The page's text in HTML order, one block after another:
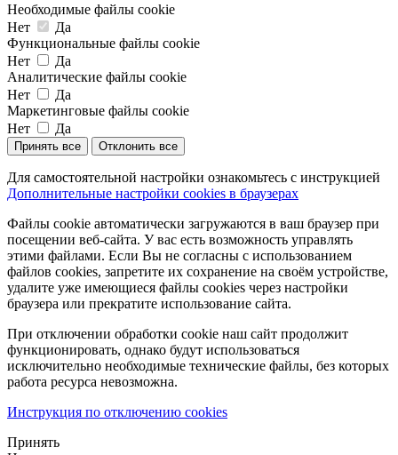
Необходимые файлы cookie
Нет
Да
Функциональные файлы cookie
Нет
Да
Аналитические файлы cookie
Нет
Да
Маркетинговые файлы cookie
Нет
Да
Принять все Отклонить все
Для самостоятельной настройки ознакомьтесь с инструкцией
Дополнительные настройки cookies в браузерах
Файлы cookie автоматически загружаются в ваш браузер при
посещении веб-сайта. У вас есть возможность управлять
этими файлами. Если Вы не согласны с использованием
файлов cookies, запретите их сохранение на своём устройстве,
удалите уже имеющиеся файлы cookies через настройки
браузера или прекратите использование сайта.
При отключении обработки cookie наш сайт продолжит
функционировать, однако будут использоваться
исключительно необходимые технические файлы, без которых
работа ресурса невозможна.
Инструкция по отключению cookies
Принять